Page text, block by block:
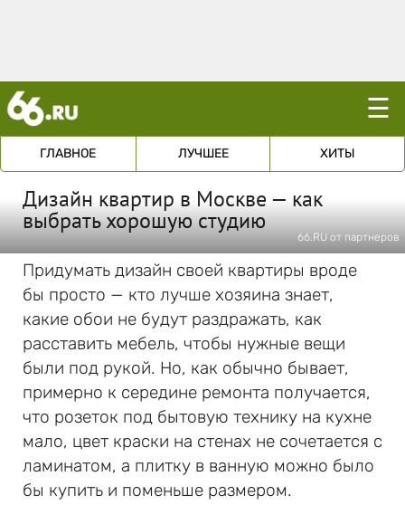
☰
ГЛАВНОЕ ЛУЧШЕЕ ХИТЫ
Дизайн квартир в Москве — как
выбрать хорошую студию
66.RU от партнеров
Придумать дизайн своей квартиры вроде
бы просто — кто лучше хозяина знает,
какие обои не будут раздражать, как
расставить мебель, чтобы нужные вещи
были под рукой. Но, как обычно бывает,
примерно к середине ремонта получается,
что розеток под бытовую технику на кухне
мало, цвет краски на стенах не сочетается с
ламинатом, а плитку в ванную можно было
бы купить и поменьше размером.